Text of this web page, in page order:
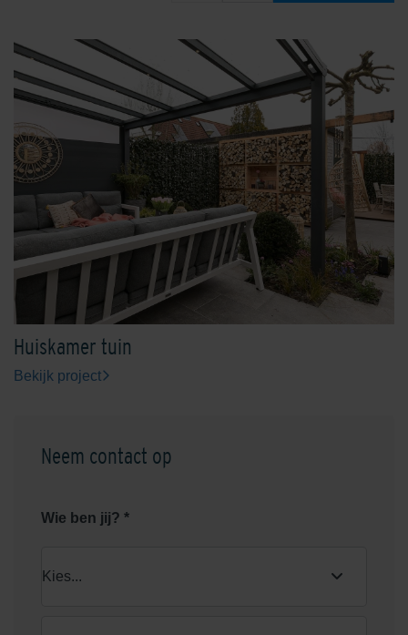
Huiskamer tuin
Bekijk project
Neem contact op
Wie ben jij? *